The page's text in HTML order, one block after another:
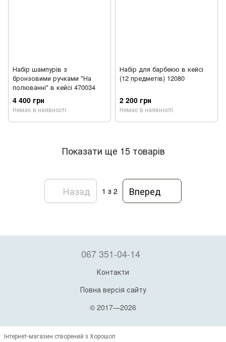
Набір шампурів з
бронзовими ручками "На
полюванні" в кейсі 470034
4 400 грн
Немає в наявності
Набір для барбекю в кейсі
(12 предметів) 12080
2 200 грн
Немає в наявності
Показати ще 15 товарів
Назад 1 з 2 Вперед
067 351-04-14
Контакти
Повна версія сайту
© 2017—2026
Інтернет-магазин створений з Хорошоп